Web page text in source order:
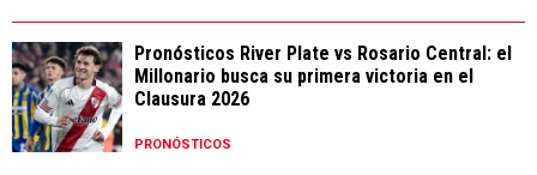
Pronósticos River Plate vs Rosario Central: el
Millonario busca su primera victoria en el
Clausura 2026
PRONÓSTICOS